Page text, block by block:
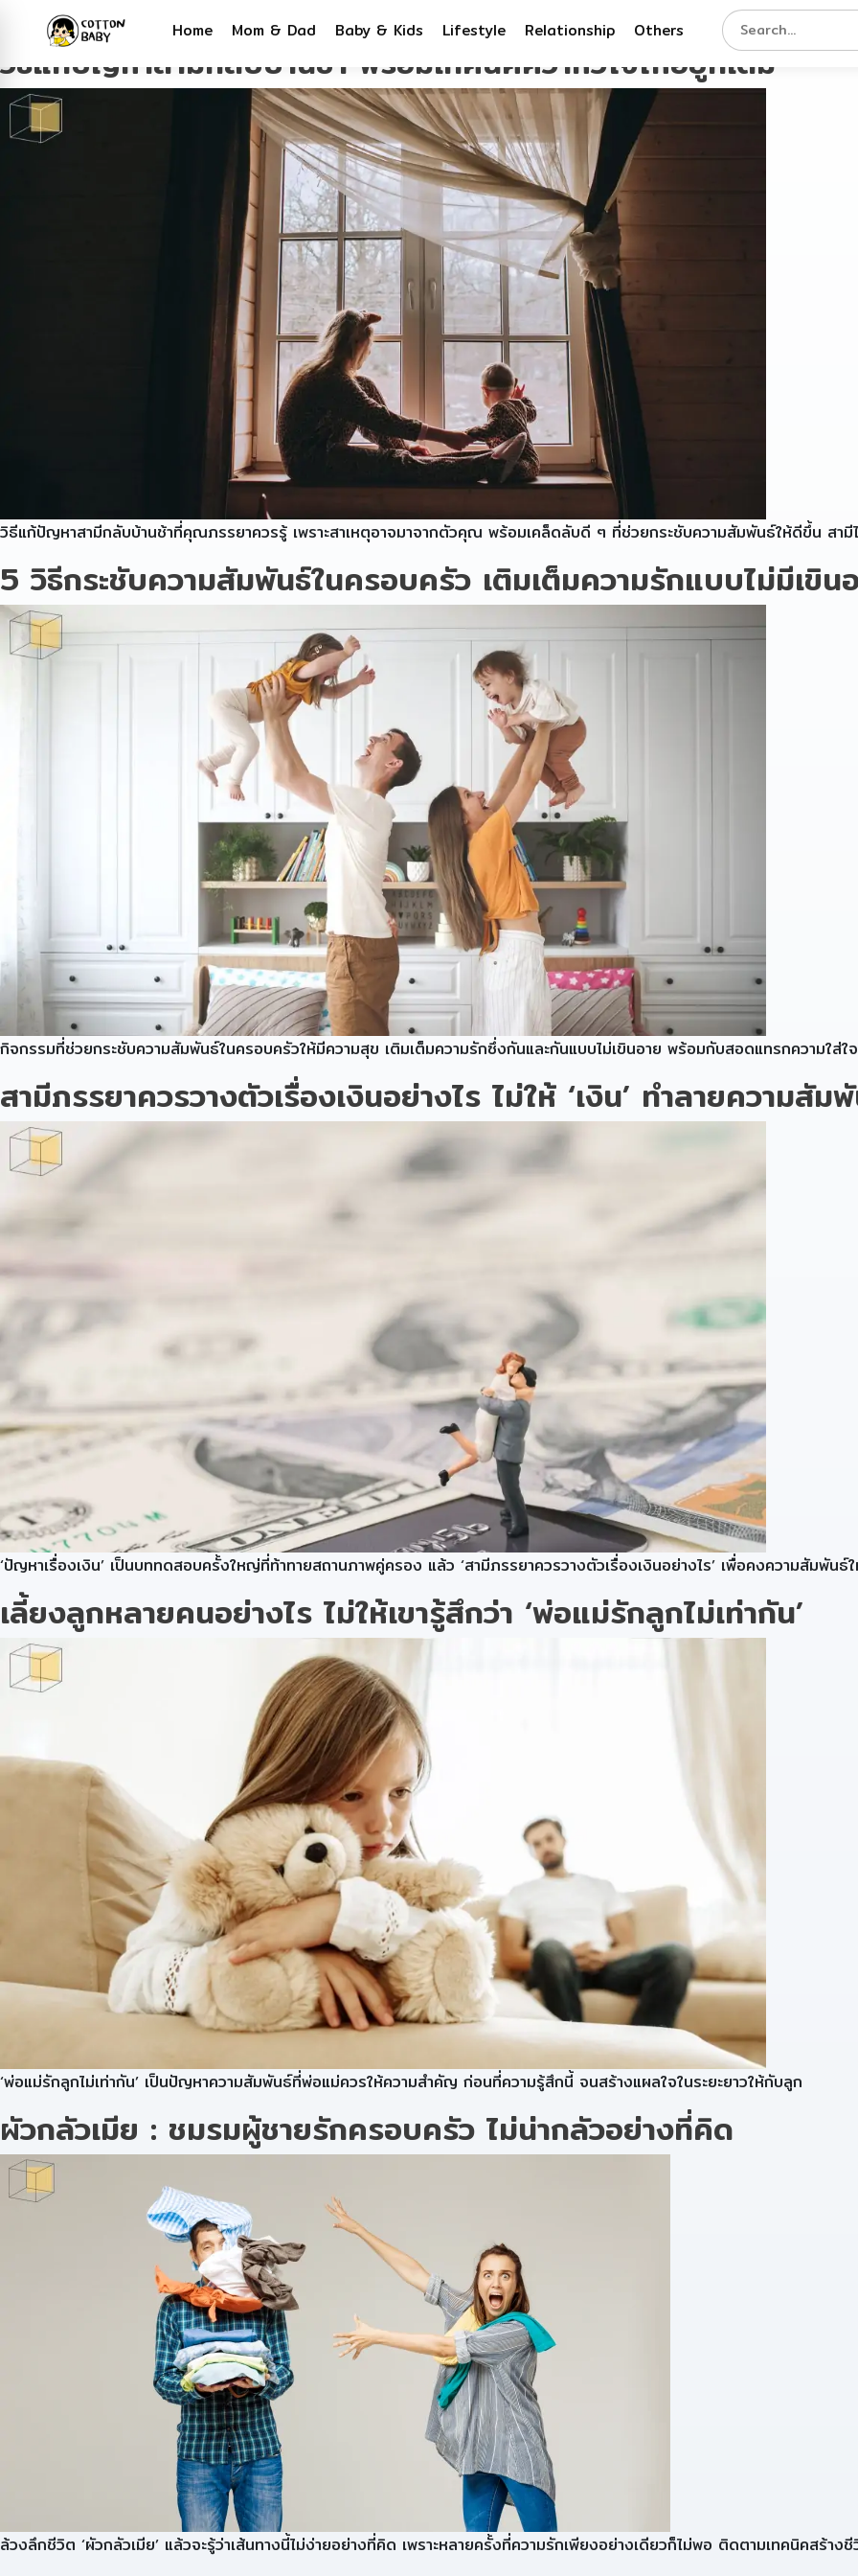
Home Mom & Dad Baby & Kids Lifestyle Relationship Others
Tag:Relationship
วิธีแก้ปัญหาสามีกลับบ้านช้า พร้อมเทคนิคคว้าหัวใจให้อยู่ที่เดิม
วิธีแก้ปัญหาสามีกลับบ้านช้าที่คุณภรรยาควรรู้ เพราะสาเหตุอาจมาจากตัวคุณ พร้อมเคล็ดลับดี ๆ ที่ช่วยกระชับความสัมพันธ์ให้ดีขึ้น สามี
5 วิธีกระชับความสัมพันธ์ในครอบครัว เติมเต็มความรักแบบไม่มีเขิน
กิจกรรมที่ช่วยกระชับความสัมพันธ์ในครอบครัวให้มีความสุข เติมเต็มความรักซึ่งกันและกันแบบไม่เขินอาย พร้อมกับสอดแทรกความใส่ใ
สามีภรรยาควรวางตัวเรื่องเงินอย่างไร ไม่ให้ ‘เงิน’ ทำลายความสัม
‘ปัญหาเรื่องเงิน’ เป็นบททดสอบครั้งใหญ่ที่ท้าทายสถานภาพคู่ครอง แล้ว ‘สามีภรรยาควรวางตัวเรื่องเงินอย่างไร’ เพื่อคงความสัมพันธ์
เลี้ยงลูกหลายคนอย่างไร ไม่ให้เขารู้สึกว่า ‘พ่อแม่รักลูกไม่เท่ากัน’
‘พ่อแม่รักลูกไม่เท่ากัน’ เป็นปัญหาความสัมพันธ์ที่พ่อแม่ควรให้ความสำคัญ ก่อนที่ความรู้สึกนี้ จนสร้างแผลใจในระยะยาวให้กับลูก
ผัวกลัวเมีย : ชมรมผู้ชายรักครอบครัว ไม่น่ากลัวอย่างที่คิด
ล้วงลึกชีวิต ‘ผัวกลัวเมีย’ แล้วจะรู้ว่าเส้นทางนี้ไม่ง่ายอย่างที่คิด เพราะหลายครั้งที่ความรักเพียงอย่างเดียวก็ไม่พอ ติดตามเทคนิคสร้าง